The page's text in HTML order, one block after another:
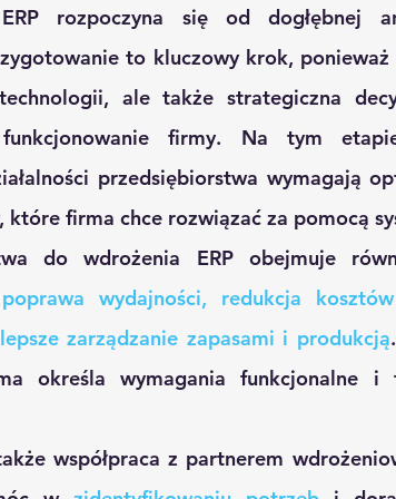
rozpoczyna się od dogłębnej
to kluczowy krok, ponieważ
ale także strategiczna
funkcjonowanie firmy. Na tym
przedsiębiorstwa wymagają
firma chce rozwiązać za pomocą
do wdrożenia ERP obejmuje
poprawa wydajności, redukcja
zarządzanie zapasami i produkcją
określa wymagania funkcjonalne i
współpraca z partnerem